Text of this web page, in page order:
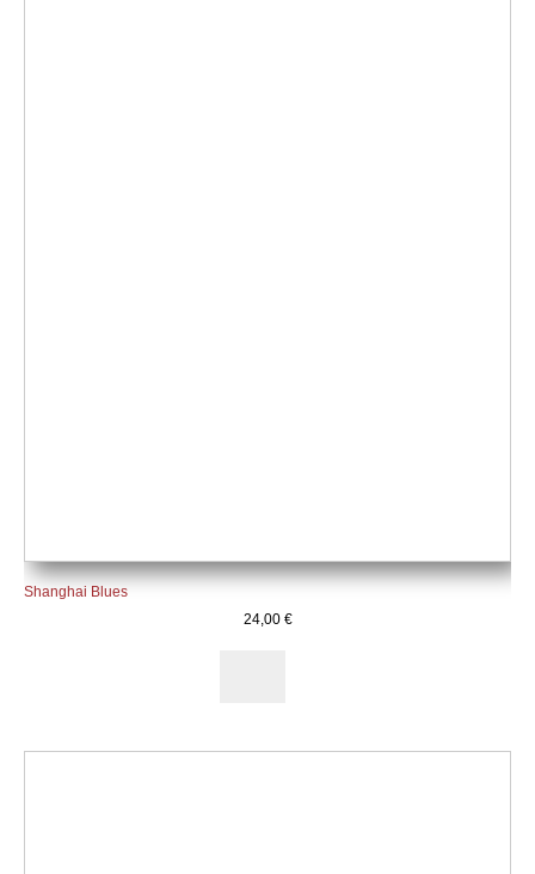
Shanghai Blues
24,00 €